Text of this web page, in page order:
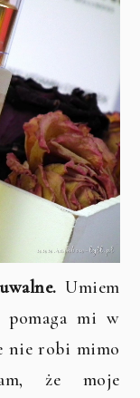
Umiem
pomaga mi w
nie robi mimo
że moje